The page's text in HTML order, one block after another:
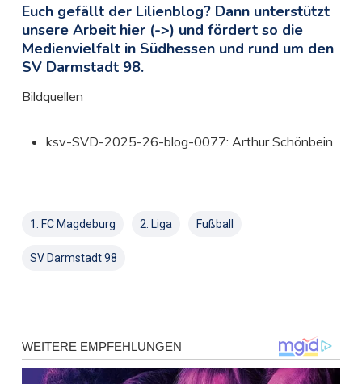
Euch gefällt der Lilienblog? Dann unterstützt
unsere Arbeit hier (->) und fördert so die
Medienvielfalt in Südhessen und rund um den
SV Darmstadt 98.
Bildquellen
ksv-SVD-2025-26-blog-0077: Arthur Schönbein
1. FC Magdeburg 2. Liga Fußball
SV Darmstadt 98